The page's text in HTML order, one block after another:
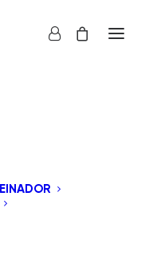
West Hollywood,